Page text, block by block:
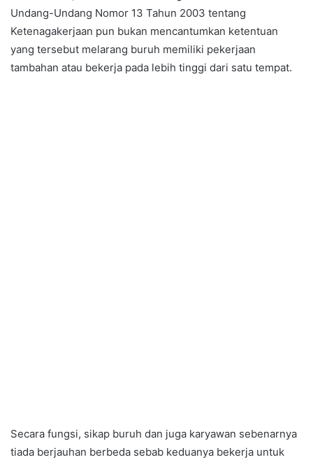
Undang-Undang Nomor 13 Tahun 2003 tentang
Ketenagakerjaan pun bukan mencantumkan ketentuan
yang tersebut melarang buruh memiliki pekerjaan
tambahan atau bekerja pada lebih tinggi dari satu tempat.
Secara fungsi, sikap buruh dan juga karyawan sebenarnya
tiada berjauhan berbeda sebab keduanya bekerja untuk